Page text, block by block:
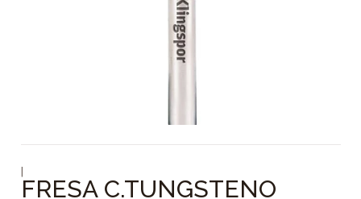
|
FRESA C.TUNGSTENO